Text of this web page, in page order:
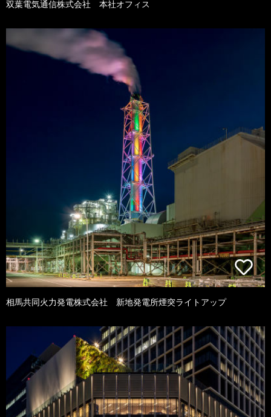
双葉電気通信株式会社 本社オフィス
相馬共同火力発電株式会社 新地発電所煙突ライトアップ